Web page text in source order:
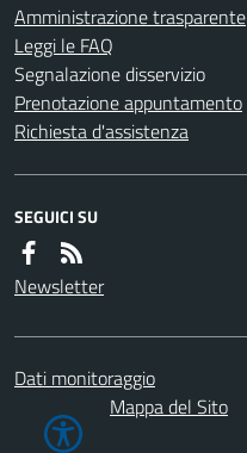
Amministrazione trasparente
Leggi le FAQ
Segnalazione disservizio
Prenotazione appuntamento
Richiesta d'assistenza
SEGUICI SU
Newsletter
Dati monitoraggio
Mappa del Sito